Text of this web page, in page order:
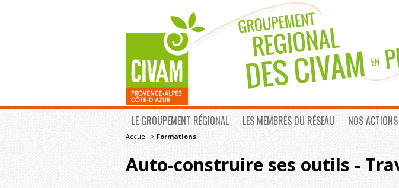
LE GROUPEMENT RÉGIONAL LES MEMBRES DU RÉSEAU NOS ACTIONS
Accueil > Formations
Auto-construire ses outils -